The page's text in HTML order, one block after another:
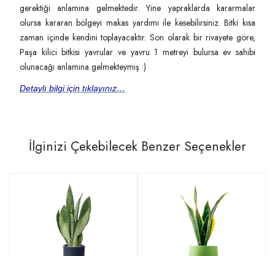
gerektiği anlamına gelmektedir. Yine yapraklarda kararmalar
olursa kararan bölgeyi makas yardımı ile kesebilirsiniz. Bitki kısa
zaman içinde kendini toplayacaktır. Son olarak bir rivayete göre,
Paşa kilici bitkisi yavrular ve yavru 1 metreyi bulursa ev sahibi
olunacağı anlamına gelmekteymiş :)
Detaylı bilgi için tıklayınız…
İlginizi Çekebilecek Benzer Seçenekler